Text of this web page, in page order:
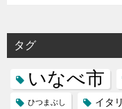
タグ
いなべ市
ひつまぶし イタ